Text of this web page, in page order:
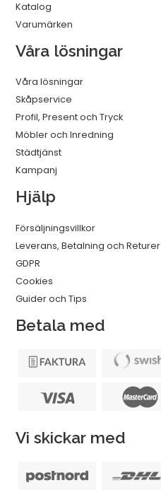
Katalog
Varumärken
Våra lösningar
Våra lösningar
Skåpservice
Profil, Present och Tryck
Möbler och Inredning
Städtjänst
Kampanj
Hjälp
Försäljningsvillkor
Leverans, Betalning och Returer
GDPR
Cookies
Guider och Tips
Betala med
Vi skickar med